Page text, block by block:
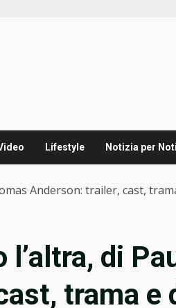
Lifestyle Notizia per
Anderson: trailer, cast,
di
trama e